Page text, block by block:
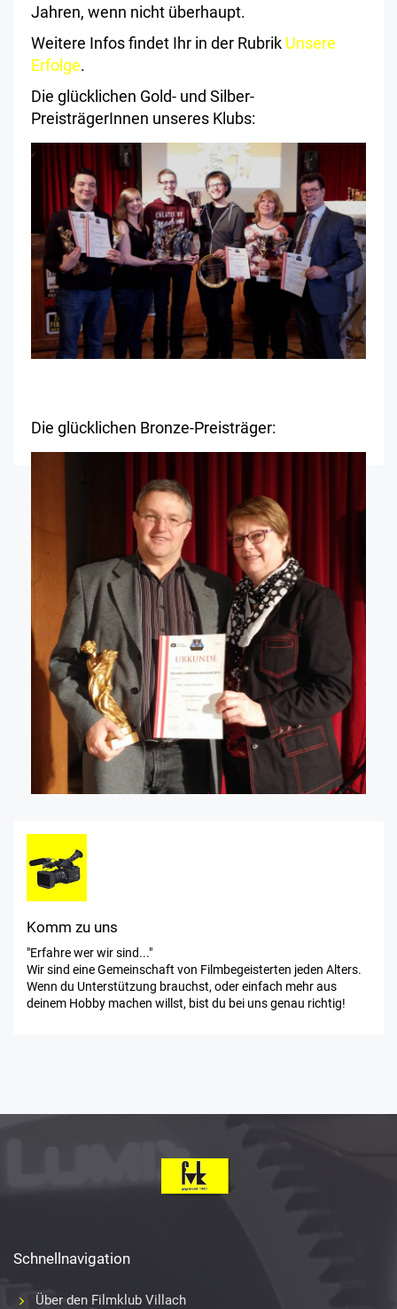
Jahren, wenn nicht überhaupt.
Weitere Infos findet Ihr in der Rubrik Unsere
Erfolge.
Die glücklichen Gold- und Silber-
PreisträgerInnen unseres Klubs:
Die glücklichen Bronze-Preisträger:
Komm zu uns
"Erfahre wer wir sind..."
Wir sind eine Gemeinschaft von Filmbegeisterten jeden Alters.
Wenn du Unterstützung brauchst, oder einfach mehr aus
deinem Hobby machen willst, bist du bei uns genau richtig!
Schnellnavigation
Über den Filmklub Villach